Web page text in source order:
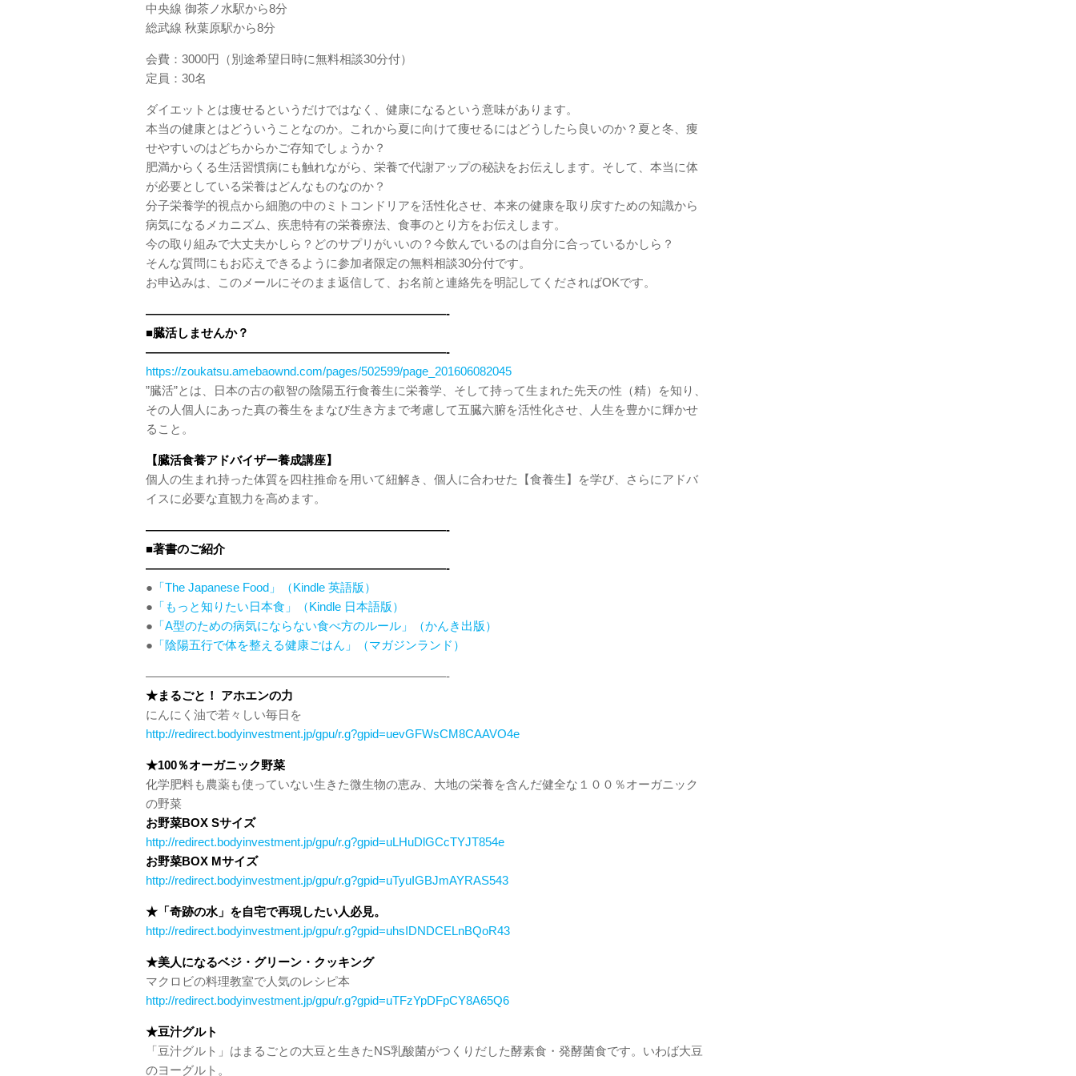
中央線 御茶ノ水駅から8分
総武線 秋葉原駅から8分
会費：3000円（別途希望日時に無料相談30分付）
定員：30名
ダイエットとは痩せるというだけではなく、健康になるという意味があります。
本当の健康とはどういうことなのか。これから夏に向けて痩せるにはどうしたら良いのか？夏と冬、痩
せやすいのはどちからかご存知でしょうか？
肥満からくる生活習慣病にも触れながら、栄養で代謝アップの秘訣をお伝えします。そして、本当に体
が必要としている栄養はどんなものなのか？
分子栄養学的視点から細胞の中のミトコンドリアを活性化させ、本来の健康を取り戻すための知識から
病気になるメカニズム、疾患特有の栄養療法、食事のとり方をお伝えします。
今の取り組みで大丈夫かしら？どのサプリがいいの？今飲んでいるのは自分に合っているかしら？
そんな質問にもお応えできるように参加者限定の無料相談30分付です。
お申込みは、このメールにそのまま返信して、お名前と連絡先を明記してくださればOKです。
—————————————————————————-
■臓活しませんか？
—————————————————————————-
https://zoukatsu.amebaownd.com/pages/502599/page_201606082045
”臓活”とは、日本の古の叡智の陰陽五行食養生に栄養学、そして持って生まれた先天の性（精）を知り、
その人個人にあった真の養生をまなび生き方まで考慮して五臓六腑を活性化させ、人生を豊かに輝かせ
ること。
【臓活食養アドバイザー養成講座】
個人の生まれ持った体質を四柱推命を用いて紐解き、個人に合わせた【食養生】を学び、さらにアドバ
イスに必要な直観力を高めます。
—————————————————————————-
■著書のご紹介
—————————————————————————-
● 「The Japanese Food」（Kindle 英語版）
● 「もっと知りたい日本食」（Kindle 日本語版）
● 「A型のための病気にならない食べ方のルール」（かんき出版）
● 「陰陽五行で体を整える健康ごはん」（マガジンランド）
—————————————————————————-
★まるごと！ アホエンの力
にんにく油で若々しい毎日を
http://redirect.bodyinvestment.jp/gpu/r.g?gpid=uevGFWsCM8CAAVO4e
★100％オーガニック野菜
化学肥料も農薬も使っていない生きた微生物の恵み、大地の栄養を含んだ健全な１００％オーガニック
の野菜
お野菜BOX Sサイズ
http://redirect.bodyinvestment.jp/gpu/r.g?gpid=uLHuDlGCcTYJT854e
お野菜BOX Mサイズ
http://redirect.bodyinvestment.jp/gpu/r.g?gpid=uTyuIGBJmAYRAS543
★「奇跡の水」を自宅で再現したい人必見。
http://redirect.bodyinvestment.jp/gpu/r.g?gpid=uhsIDNDCELnBQoR43
★美人になるベジ・グリーン・クッキング
マクロビの料理教室で人気のレシピ本
http://redirect.bodyinvestment.jp/gpu/r.g?gpid=uTFzYpDFpCY8A65Q6
★豆汁グルト
「豆汁グルト」はまるごとの大豆と生きたNS乳酸菌がつくりだした酵素食・発酵菌食です。いわば大豆
のヨーグルト。